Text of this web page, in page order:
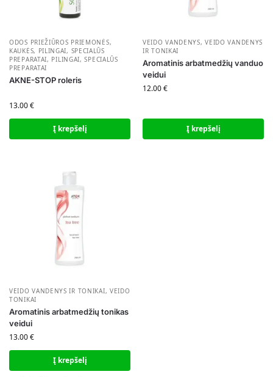
ODOS PRIEŽIŪROS PRIEMONĖS,
KAUKĖS, PILINGAI, SPECIALŪS
PREPARATAI, PILINGAI, SPECIALŪS
PREPARATAI
AKNE-STOP roleris
13.00€
Į krepšelį
VEIDO VANDENYS,VEIDO VANDENYS
IR TONIKAI
Aromatinis arbatmedžių vanduo
veidui
12.00€
Į krepšelį
VEIDO VANDENYS IR TONIKAI, VEIDO
TONIKAI
Aromatinis arbatmedžių tonikas
veidui
13.00€
Į krepšelį